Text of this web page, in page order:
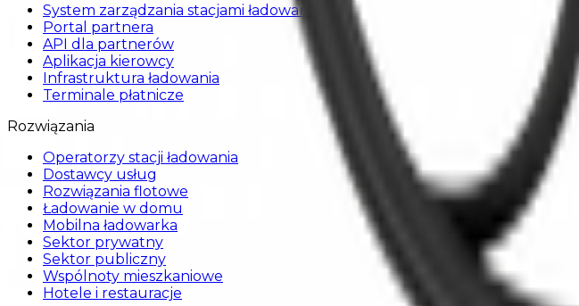
System zarządzania stacjami ładowania EV
Portal partnera
API dla partnerów
Aplikacja kierowcy
Infrastruktura ładowania
Terminale płatnicze
Rozwiązania
Operatorzy stacji ładowania
Dostawcy usług
Rozwiązania flotowe
Ładowanie w domu
Mobilna ładowarka
Sektor prywatny
Sektor publiczny
Wspólnoty mieszkaniowe
Hotele i restauracje